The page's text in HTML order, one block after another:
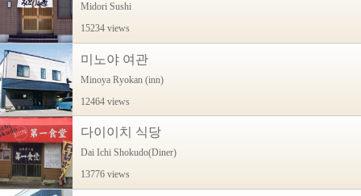
Midori Sushi
15234 views
미노야 여관
Minoya Ryokan (inn)
12464 views
다이이치 식당
Dai Ichi Shokudo(Diner)
13776 views